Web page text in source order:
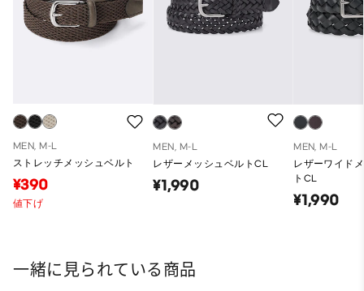
MEN, M-L
ストレッチメッシュベルト
¥390
値下げ
MEN, M-L
レザーメッシュベルトCL
¥1,990
MEN, M-L
レザーワイド
トCL
¥1,990
一緒に見られている商品